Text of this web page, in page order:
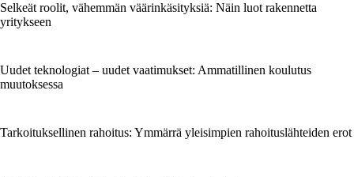
Selkeät roolit, vähemmän väärinkäsityksiä: Näin luot rakennetta
yritykseen
Uudet teknologiat – uudet vaatimukset: Ammatillinen koulutus
muutoksessa
Tarkoituksellinen rahoitus: Ymmärrä yleisimpien rahoituslähteiden erot